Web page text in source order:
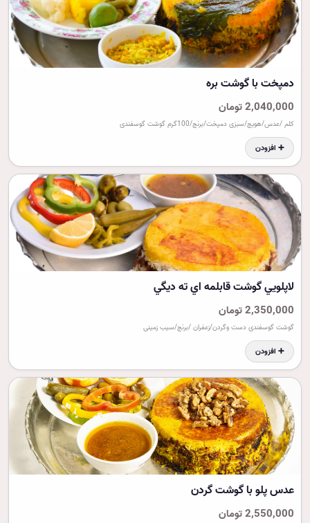
دمپخت با گوشت بره
2,040,000 تومان
کلم /عدس/هویج/سبزی دمپخت/برنج/100گرم گوشت گوسفندی
➕ افزودن
لاپلويي گوشت قابلمه اي ته ديگي
2,350,000 تومان
گوشت گوسفندی دست وگردن/زعفران /برنج/سیب زمینی
➕ افزودن
عدس پلو با گوشت گردن
2,550,000 تومان